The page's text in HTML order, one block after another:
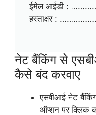
ईमेल आईडी :
हस्ताक्षर :
नेट बैंकिंग से
कैसे बंद करवाए
एसबीआई नेट
ऑप्शन पर क्लिक